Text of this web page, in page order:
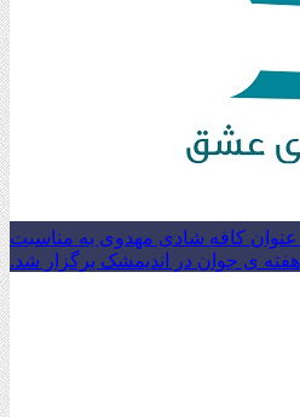
عنوان کافه شادی مهدوی به مناسبت
ی جوان در اندیمشک برگزار شد.